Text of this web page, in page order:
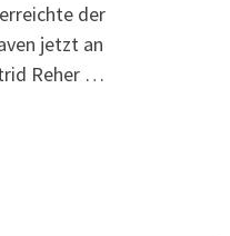
der
jetzt an
Reher …